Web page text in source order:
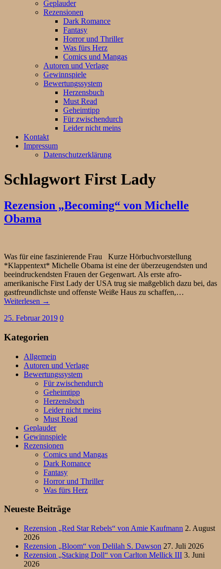
Geplauder
Rezensionen
Dark Romance
Fantasy
Horror und Thriller
Was fürs Herz
Comics und Mangas
Autoren und Verlage
Gewinnspiele
Bewertungssystem
Herzensbuch
Must Read
Geheimtipp
Für zwischendurch
Leider nicht meins
Kontakt
Impressum
Datenschutzerklärung
Schlagwort First Lady
Rezension „Becoming“ von Michelle
Obama
Was für eine faszinierende Frau Kurze Hörbuchvorstellung
*Klappentext* Michelle Obama ist eine der überzeugendsten und
beeindruckendsten Frauen der Gegenwart. Als erste afro-
amerikanische First Lady der USA trug sie maßgeblich dazu bei, das
gastfreundlichste und offenste Weiße Haus zu schaffen,…
Weiterlesen →
25. Februar 2019 0
Kategorien
Allgemein
Autoren und Verlage
Bewertungssystem
Für zwischendurch
Geheimtipp
Herzensbuch
Leider nicht meins
Must Read
Geplauder
Gewinnspiele
Rezensionen
Comics und Mangas
Dark Romance
Fantasy
Horror und Thriller
Was fürs Herz
Neueste Beiträge
Rezension „Red Star Rebels“ von Amie Kaufmann 2. August
2026
Rezension „Bloom“ von Delilah S. Dawson 27. Juli 2026
Rezension „Stacking Doll“ von Carlton Mellick III 3. Juni
2026